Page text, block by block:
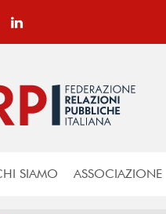
SIAMO ASSOCIAZIONE